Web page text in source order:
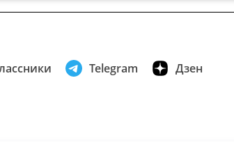
Telegram Дзен